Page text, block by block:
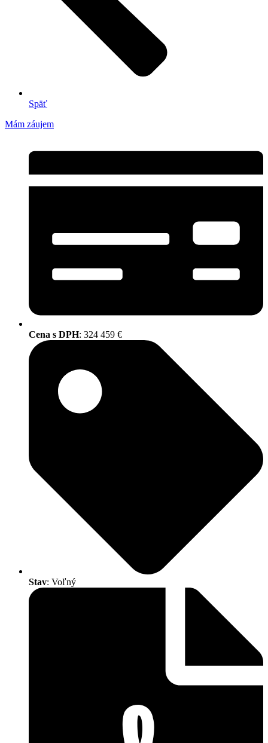
Späť
Mám záujem
Cena s DPH: 324 459 €
Stav: Voľný